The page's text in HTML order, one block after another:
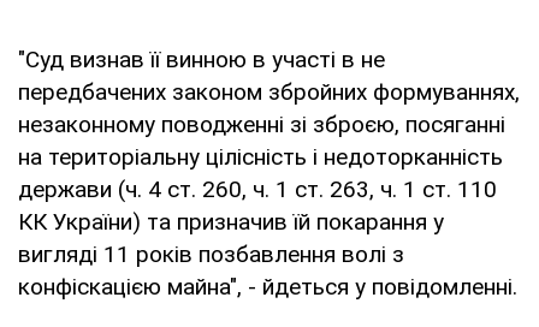
"Суд визнав її винною в участі в не
передбачених законом збройних формуваннях,
незаконному поводженні зі зброєю, посяганні
на територіальну цілісність і недоторканність
держави (ч. 4 ст. 260, ч. 1 ст. 263, ч. 1 ст. 110
КК України) та призначив їй покарання у
вигляді 11 років позбавлення волі з
конфіскацією майна", - йдеться у повідомленні.